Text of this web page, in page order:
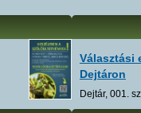
Választási
Dejtáron
Dejtár, 001.